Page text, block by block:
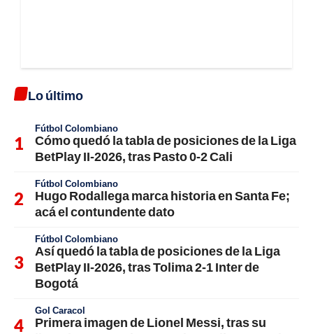
Lo último
Fútbol Colombiano
Cómo quedó la tabla de posiciones de la Liga
BetPlay II-2026, tras Pasto 0-2 Cali
Fútbol Colombiano
Hugo Rodallega marca historia en Santa Fe;
acá el contundente dato
Fútbol Colombiano
Así quedó la tabla de posiciones de la Liga
BetPlay II-2026, tras Tolima 2-1 Inter de
Bogotá
Gol Caracol
Primera imagen de Lionel Messi, tras su